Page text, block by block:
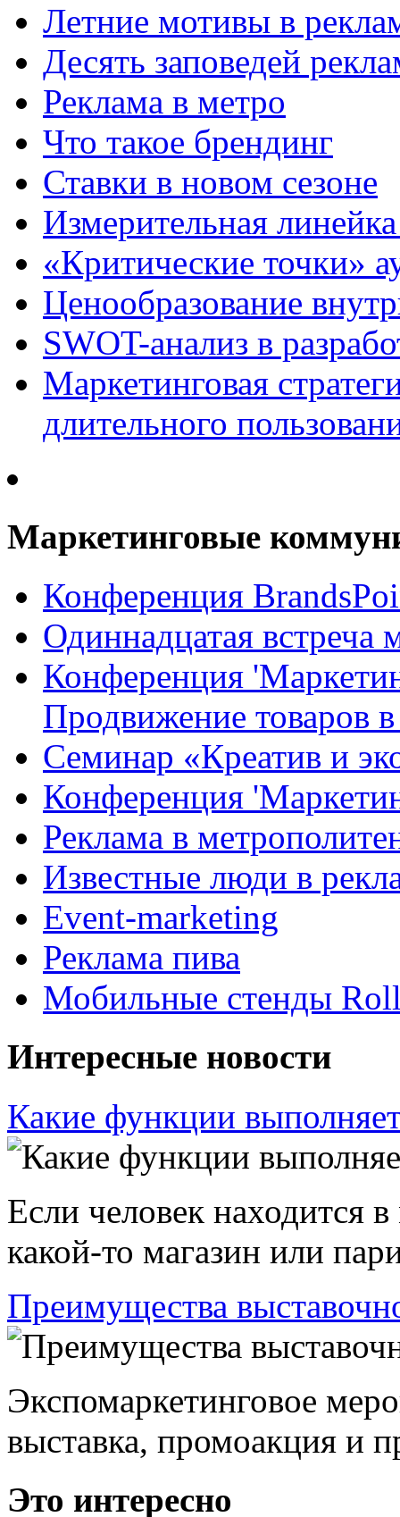
Летние мотивы в
Десять заповедей
Реклама в метро
Что такое брендинг
Ставки в новом сезоне
Измерительная
«Критические точки»
Ценообразование
SWOT-анализ в
Маркетинговая
длительного
Маркетинговые
Конференция
Одиннадцатая
Конференция
Продвижение товаров
Семинар «Креатив и
Конференция
Реклама в
Известные люди в
Event-marketing
Реклама пива
Мобильные стенды
Интересные новости
Какие функции
Если человек находится
какой-то магазин или
Преимущества
Экспомаркетинговое
выставка, промоакция и
Это интересно